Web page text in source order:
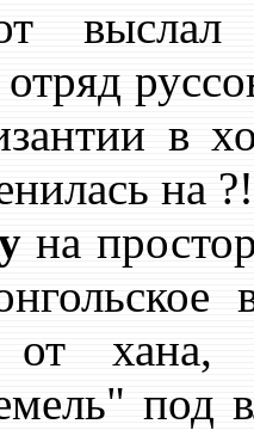
в
на ?!
на
от хана,
под